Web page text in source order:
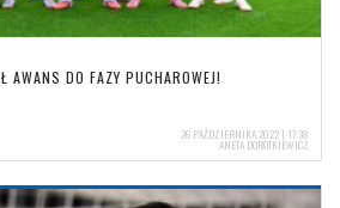
AWANS DO FAZY PUCHAROWEJ!
26 PAŹDZIERNIKA 2022 | 17:38
ANETA DOROTKIEWICZ